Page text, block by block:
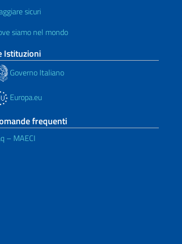
sicuri
siamo nel mondo
Istituzioni
Governo Italiano
Europa.eu
frequenti
– MAECI